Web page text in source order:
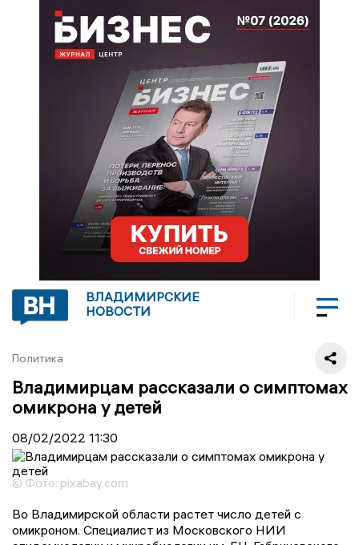
ВЛАДИМИРСКИЕ
НОВОСТИ
Политика
Владимирцам рассказали о симптомах
омикрона у детей
08/02/2022 11:30
© Фото: pixabay.com
Во Владимирской области растет число детей с
омикроном. Специалист из Московского НИИ